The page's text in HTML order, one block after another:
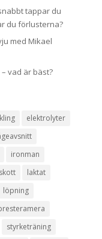
tappar du
du förlusterna?
med Mikael
vad är bäst?
elektrolyter
ironman
laktat
löpning
styrketräning